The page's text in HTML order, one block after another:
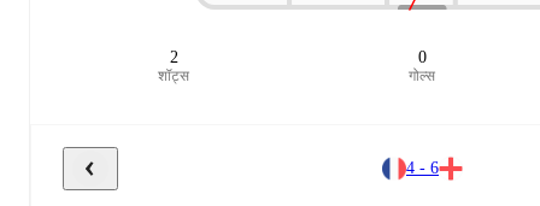
2
शॉट्स
0
गोल्स
4 - 6